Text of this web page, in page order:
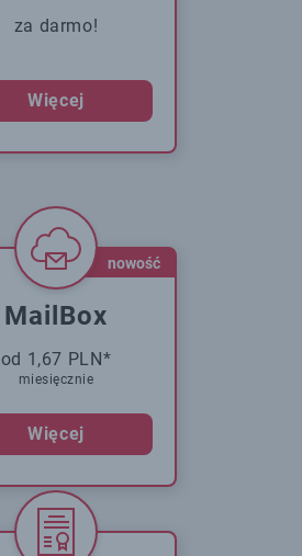
za darmo!
Więcej
nowość
MailBox
od 1,67 PLN*
miesięcznie
Więcej